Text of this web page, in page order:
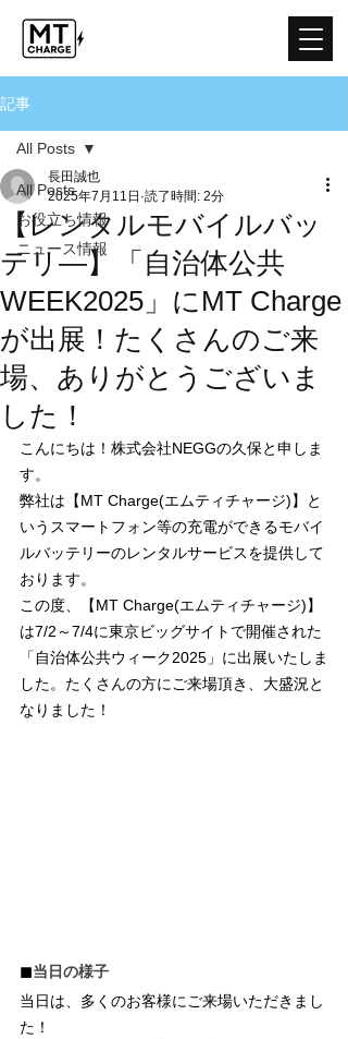
記事
All Posts
お役立ち情報
ニュース情報
All Posts
【レンタルモバイルバッ
テリ―】「自治体公共
WEEK2025」にMT Charge
が出展！たくさんのご来
場、ありがとうございま
した！
長田誠也
2025年7月11日 読了時間: 2分
こんにちは！株式会社NEGGの久保と申しま
す。
弊社は【MT Charge(エムティチャージ)】と
いうスマートフォン等の充電ができるモバイ
ルバッテリーのレンタルサービスを提供して
おります。
この度、【MT Charge(エムティチャージ)】
は7/2～7/4に東京ビッグサイトで開催された
「自治体公共ウィーク2025」に出展いたしま
した。たくさんの方にご来場頂き、大盛況と
なりました！
◼︎当日の様子
当日は、多くのお客様にご来場いただきまし
た！